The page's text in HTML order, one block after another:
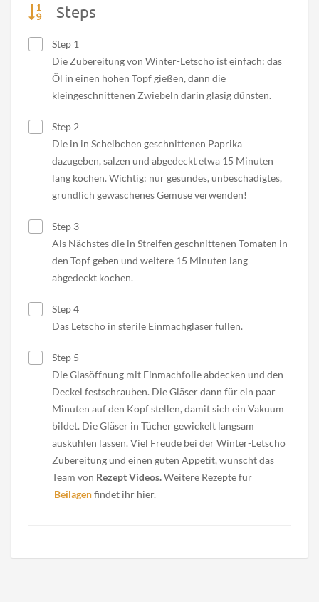
Steps
Step 1
Die Zubereitung von Winter-Letscho ist einfach: das
Öl in einen hohen Topf gießen, dann die
kleingeschnittenen Zwiebeln darin glasig dünsten.
Step 2
Die in in Scheibchen geschnittenen Paprika
dazugeben, salzen und abgedeckt etwa 15 Minuten
lang kochen. Wichtig: nur gesundes, unbeschädigtes,
gründlich gewaschenes Gemüse verwenden!
Step 3
Als Nächstes die in Streifen geschnittenen Tomaten in
den Topf geben und weitere 15 Minuten lang
abgedeckt kochen.
Step 4
Das Letscho in sterile Einmachgläser füllen.
Step 5
Die Glasöffnung mit Einmachfolie abdecken und den
Deckel festschrauben. Die Gläser dann für ein paar
Minuten auf den Kopf stellen, damit sich ein Vakuum
bildet. Die Gläser in Tücher gewickelt langsam
auskühlen lassen. Viel Freude bei der Winter-Letscho
Zubereitung und einen guten Appetit, wünscht das
Team von Rezept Videos.Weitere Rezepte für
Beilagenfindet ihr hier.